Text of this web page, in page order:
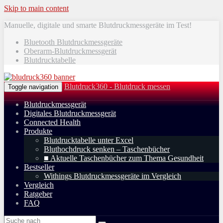
Skip to main content
Manuelle, digitale und smarte Blutdruckmessgeräte im Test!
Bluetooth Blutdruckmessgeräte
Oberarm-Blutdruckmessgerät
Blutdrucktabelle
Toggle navigation Blutdruck360 - Blutdruck messen
Blutdruckmessgerät
Digitales Blutdruckmessgerät
Connected Health
Produkte
Blutdrucktabelle unter Excel
Bluthochdruck senken – Taschenbücher
■ Aktuelle Taschenbücher zum Thema Gesundheit
Bestseller
Withings Blutdruckmessgeräte im Vergleich
Vergleich
Ratgeber
FAQ